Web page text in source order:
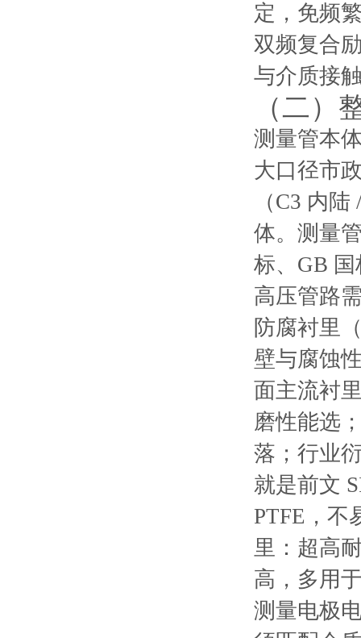
定，免频
双频复合
与介质接
（二）
测量管本
大口径市
（C3 内
体。测量
标、GB
高压管路
防腐衬里
壁与腐蚀
面主流衬
磨性能选
落；行业
就是前文
PTFE，不
里：超高
高，多用
测量电极